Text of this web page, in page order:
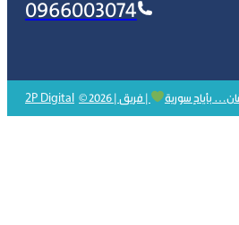
0966003074
2P Digital بأيادٍ سورية | فريق